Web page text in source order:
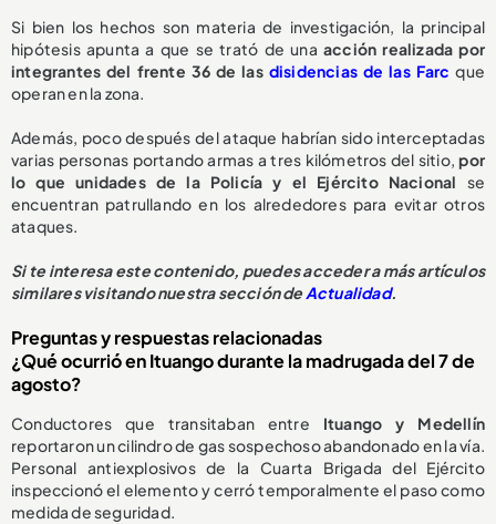
Si bien los hechos son materia de investigación, la principal
hipótesis apunta a que se trató de una acción realizada por
integrantes del frente 36 de las disidencias de las Farcque
operan en la zona.
Además, poco después del ataque habrían sido interceptadas
varias personas portando armas a tres kilómetros del sitio, por
lo que unidades de la Policía y el Ejército Nacional se
encuentran patrullando en los alrededores para evitar otros
ataques.
Si te interesa este contenido, puedes acceder a más artículos
similares visitando nuestra sección deActualidad.
Preguntas y respuestas relacionadas
¿Qué ocurrió en Ituango durante la madrugada del 7 de
agosto?
Conductores que transitaban entre Ituango y Medellín
reportaron un cilindro de gas sospechoso abandonado en la vía.
Personal antiexplosivos de la Cuarta Brigada del Ejército
inspeccionó el elemento y cerró temporalmente el paso como
medida de seguridad.